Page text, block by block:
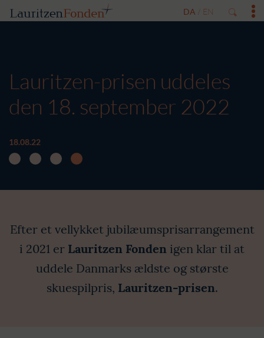
DA / EN
Lauritzen-prisen uddeles
den 18. september 2022
18.08.22
Efter et vellykket jubilæumsprisarrangement
i 2021 er Lauritzen Fonden igen klar til at
uddele Danmarks ældste og største
skuespilpris, Lauritzen-prisen.